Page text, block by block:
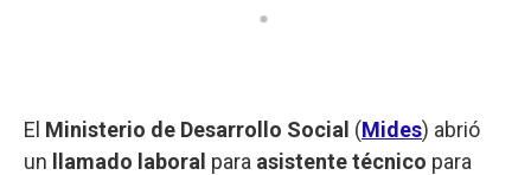
El Ministerio de Desarrollo Social (Mides) abrió
un
llamado laboral para asistente técnico para